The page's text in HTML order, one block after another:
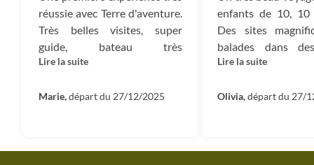
réussie avec Terre d'aventure.
Très belles visites, super
guide, bateau très
confortable, équipage au top
sympathiques.
Lire la suite
Marie,départ du 27/12/2025
enfants de 10,
Des sites
balades dans
locaux, des bons
autres familles.
Lire la suite
Olivia,départ du 27/